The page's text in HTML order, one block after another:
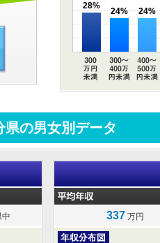
28%
24% 24%
県の男女別データ
中 337 万円